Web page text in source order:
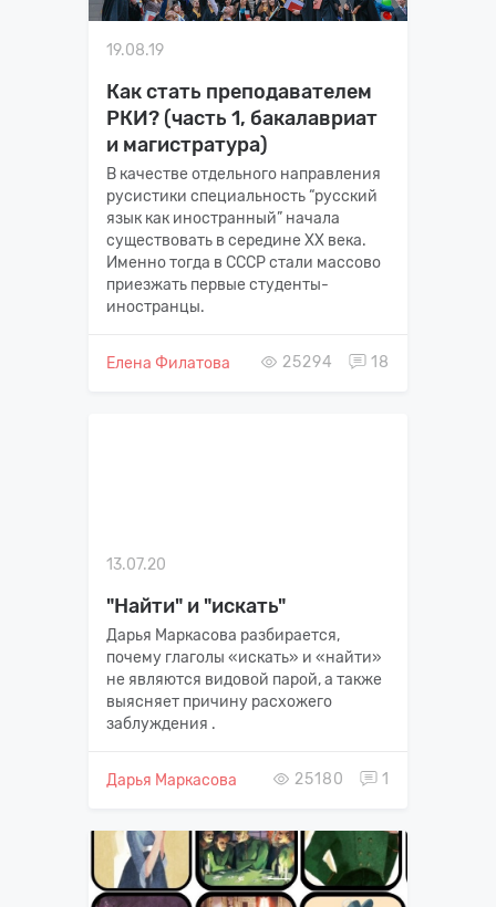
19.08.19
Как стать преподавателем
РКИ? (часть 1, бакалавриат
и магистратура)
В качестве отдельного направления
русистики специальность “русский
язык как иностранный” начала
существовать в середине XX века.
Именно тогда в СССР стали массово
приезжать первые студенты-
иностранцы.
Елена Филатова 25294 18
13.07.20
"Найти" и "искать"
Дарья Маркасова разбирается,
почему глаголы «искать» и «найти»
не являются видовой парой, а также
выясняет причину расхожего
заблуждения .
Дарья Маркасова 25180 1